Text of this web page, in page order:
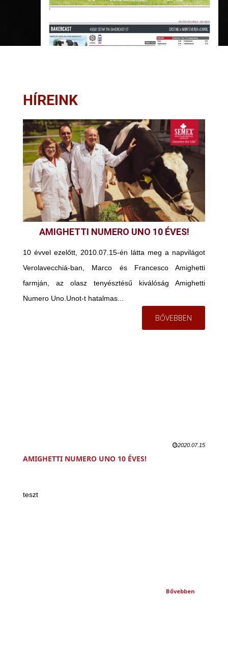
HÍREINK
AMIGHETTI NUMERO UNO 10 ÉVES!
10 évvel ezelőtt, 2010.07.15-én látta meg a napvilágot
Verolavecchiá-ban, Marco és Francesco Amighetti
farmján, az olasz tenyésztésű kiválóság Amighetti
Numero Uno.Unot-t hatalmas...
BŐVEBBEN
2020.07.15
AMIGHETTI NUMERO UNO 10 ÉVES!
teszt
Bővebben